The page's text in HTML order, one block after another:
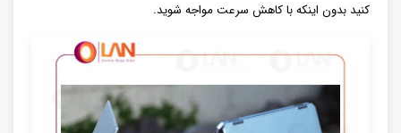
کنید بدون اینکه با کاهش سرعت مواجه شوید.